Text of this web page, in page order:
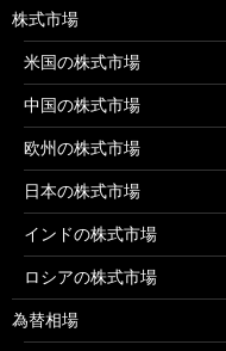
株式市場
米国の株式市場
中国の株式市場
欧州の株式市場
日本の株式市場
インドの株式市場
ロシアの株式市場
為替相場